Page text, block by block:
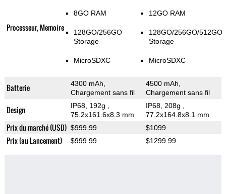
Processeur, Memoire
8GO RAM
128GO/256GO
Storage
MicroSDXC
12GO RAM
128GO/256GO/512GO
Storage
MicroSDXC
Batterie
4300 mAh,
Chargement sans fil
4500 mAh,
Chargement sans fil
Design IP68, 192g
75.2x161.6x8.3 mm
IP68, 208g
77.2x164.8x8.1 mm
Prix du marché (USD) $999.99 $1099
Prix (au Lancement) $999.99 $1299.99